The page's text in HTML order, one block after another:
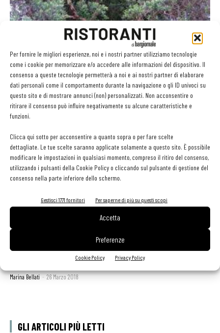
Per fornire le migliori esperienze, noi e i nostri partner utilizziamo tecnologie
come i cookie per memorizzare e/o accedere alle informazioni del dispositivo. Il
consenso a queste tecnologie permetterà a noi e ai nostri partner di elaborare
dati personali come il comportamento durante la navigazione o gli ID univoci su
questo sito e di mostrare annunci (non) personalizzati. Non acconsentire o
ritirare il consenso può influire negativamente su alcune caratteristiche e
funzioni.
Clicca qui sotto per acconsentire a quanto sopra o per fare scelte
dettagliate. Le tue scelte saranno applicate solamente a questo sito. È possibile
modificare le impostazioni in qualsiasi momento, compreso il ritiro del consenso,
utilizzando i pulsanti della Cookie Policy o cliccando sul pulsante di gestione del
consenso nella parte inferiore dello schermo.
Gestisci 1771 fornitori Per saperne di più su questi scopi
Accetta
Preferenze
Cookie Policy Privacy Policy
Da Zucchi il nuovo Olio Evo Sostenibile dell’Unione
Europea
Mattia Marzola
Un fritto perfetto al profumo di agrumi
Marina Bellati- 26 Marzo 2018
GLI ARTICOLI PIÙ LETTI